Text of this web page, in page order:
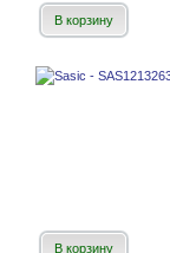
В корзину
В корзину